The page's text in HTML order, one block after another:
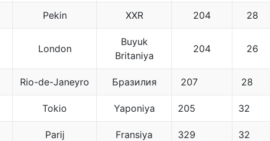
Pekin XXR 204 28
London
Buyuk
Britaniya
204 26
Rio-de-Janeyro Бразилия 207 28
Tokio Yaponiya 205 32
Parij Fransiya 329 32